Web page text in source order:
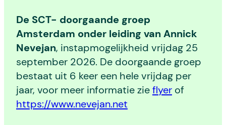
De SCT- doorgaande groep
Amsterdam onder leiding van Annick
Nevejan, instapmogelijkheid vrijdag 25
september 2026. De doorgaande groep
bestaat uit 6 keer een hele vrijdag per
jaar, voor meer informatie zieflyer of
https://www.nevejan.net